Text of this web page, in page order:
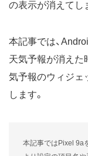
の表示が消えてし
本記事では、
天気予報が消えた
気予報のウィジェ
します。
本記事ではPixel 9a